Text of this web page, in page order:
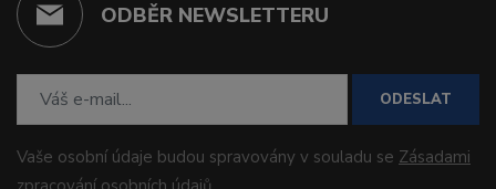
ODBĚR NEWSLETTERU
ODESLAT
Vaše osobní údaje budou spravovány v souladu se Zásadami